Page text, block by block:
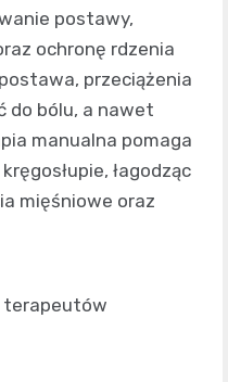
postawy,
ochronę rdzenia
przeciążenia
do bólu, a nawet
manualna pomaga
łagodząc
mięśniowe oraz
terapeutów